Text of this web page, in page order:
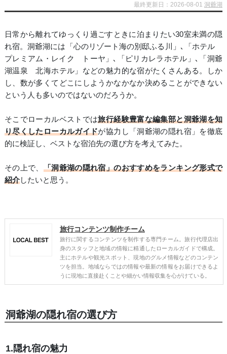
最終更新日：2026-08-01洞爺湖
日常から離れてゆっくり過ごすときに泊まりたい30室未満の隠
れ宿。洞爺湖には「心のリゾート海の別邸ふる川」､「ホテル
プレミアム・レイク トーヤ」､「ピリカレラホテル」､「洞爺
湖温泉 北海ホテル」などの魅力的な宿がたくさんある。しか
し、数が多くてどこにしようかなかなか決めることができない
という人も多いのではないのだろうか。
そこでローカルベストでは旅行経験豊富な編集部と洞爺湖を知
り尽くしたローカルガイドが協力し「洞爺湖の隠れ宿」を徹底
的に検証し、ベストな宿泊先の選び方を考えてみた。
その上で、 「洞爺湖の隠れ宿」のおすすめをランキング形式で
紹介したいと思う。
旅行コンテンツ制作チーム
旅行に関するコンテンツを制作する専門チーム。旅行代理店出
身のスタッフと地域の情報に精通したローカルガイドで構成。
主にホテルや観光スポット、現地のグルメ情報などのコンテン
ツを担当。地域ならではの情報や最新の情報をお届けできるよ
うに現地に直接赴くことや細かい情報収集を心がけている。
洞爺湖の隠れ宿の選び方
1.隠れ宿の魅力